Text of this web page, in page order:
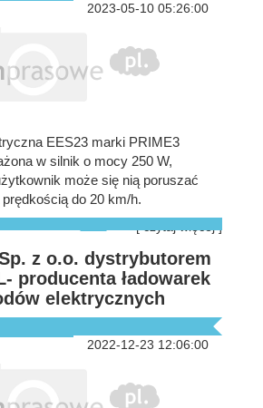
2023-05-10 05:26:00
EES23 marki PRIME3
w silnik o mocy 250 W,
może się nią poruszać
do 20 km/h.
z o.o. dystrybutorem
producenta ładowarek
elektrycznych
2022-12-23 12:06:00